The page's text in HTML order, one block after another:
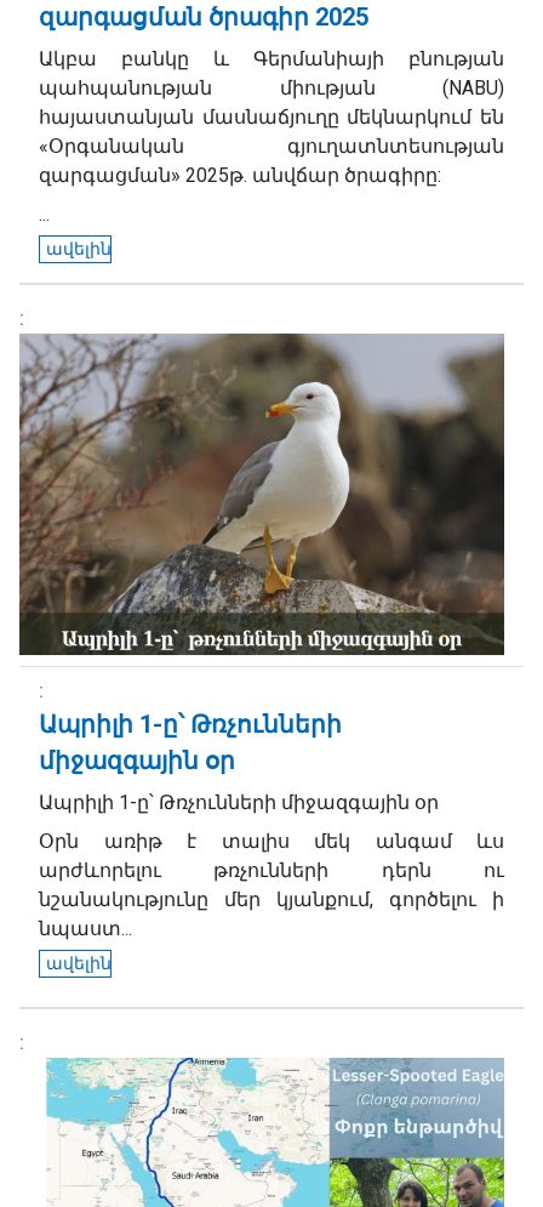
զարգացման ծրագիր 2025
Ակբա բանկը և Գերմանիայի բնության
պահպանության միության (NABU)
հայաստանյան մասնաճյուղը մեկնարկում են
«Օրգանական գյուղատնտեսության
զարգացման» 2025թ. անվճար ծրագիրը:
...
ավելին
Ապրիլի 1-ը՝ Թռչունների
միջազգային օր
Ապրիլի 1-ը՝ Թռչունների միջազգային օր
Օրն առիթ է տալիս մեկ անգամ ևս
արժևորելու թռչունների դերն ու
նշանակությունը մեր կյանքում, գործելու ի
նպաստ...
ավելին